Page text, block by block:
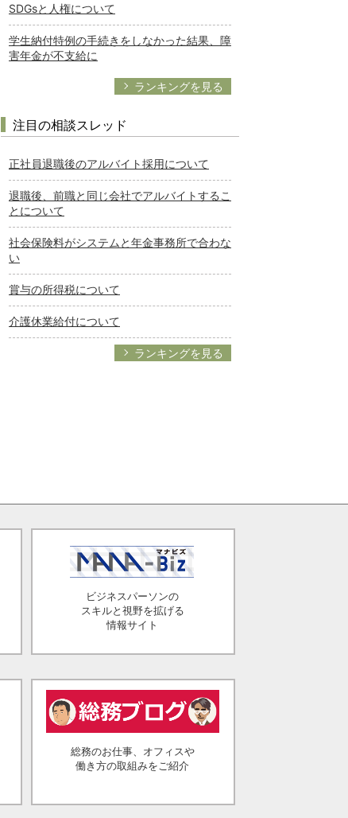
SDGsと人権について
学生納付特例の手続きをしなかった結果、障
害年金が不支給に
ランキングを見る
注目の相談スレッド
正社員退職後のアルバイト採用について
退職後、前職と同じ会社でアルバイトするこ
とについて
社会保険料がシステムと年金事務所で合わな
い
賞与の所得税について
介護休業給付について
ランキングを見る
ビジネスパーソンの
スキルと視野を拡げる
情報サイト
総務のお仕事、オフィスや
働き方の取組みをご紹介